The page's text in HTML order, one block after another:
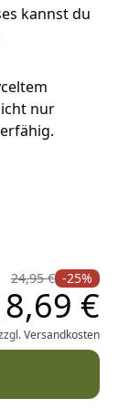
kannst du
nur
24,95 € -25%
€
Versandkosten